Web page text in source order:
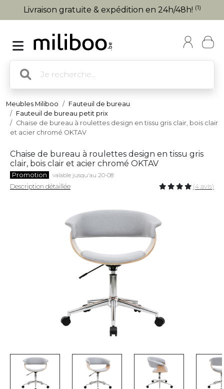
Livraison gratuite & expédition en 24h/48h! (1)
Meubles Miliboo
Fauteuil de bureau
Fauteuil de bureau petit prix
Chaise de bureau à roulettes design en tissu gris clair, bois clair
et acier chromé OKTAV
Chaise de bureau à roulettes design en tissu gris
clair, bois clair et acier chromé OKTAV
Promotion valable jusqu'au 20-08
Description détaillée (4 avis)